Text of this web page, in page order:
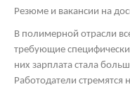
Резюме и вакансии на
В полимерной отрасли
требующие
них зарплата стала
Работодатели стремятся